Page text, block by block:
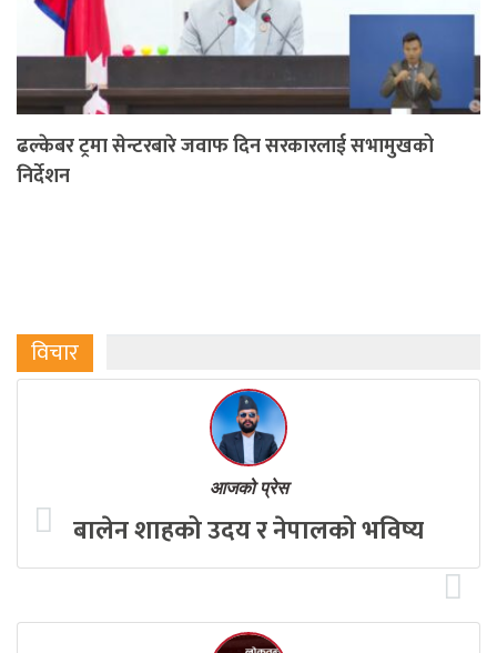
ढल्केबर ट्रमा सेन्टरबारे जवाफ दिन सरकारलाई सभामुखको
निर्देशन
विचार
आजको प्रेस
बालेन शाहको उदय र नेपालको भविष्य